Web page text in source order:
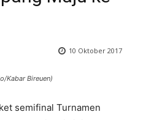
10 Oktober 2017
Kabar Bireuen)
semifinal Turnamen